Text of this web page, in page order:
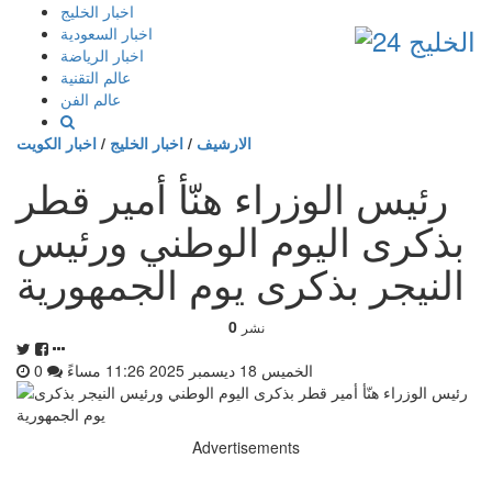
إذهب
المحتوى
اخبار الخليج
اخبار السعودية
اخبار الرياضة
عالم التقنية
عالم الفن
الارشيف / اخبار الخليج / اخبار الكويت
رئيس الوزراء هنّأ أمير قطر
بذكرى اليوم الوطني ورئيس
النيجر بذكرى يوم الجمهورية
0 نشر
الخميس 18 ديسمبر 2025 11:26 مساءً
Advertisements